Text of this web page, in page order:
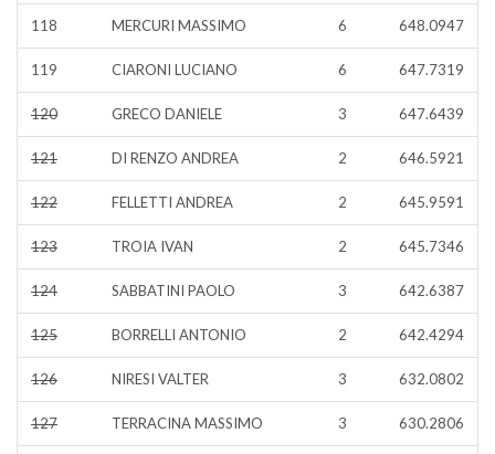
118 MERCURI MASSIMO 6 648.0947
119 CIARONI LUCIANO 6 647.7319
120 GRECO DANIELE 3 647.6439
121 DI RENZO ANDREA 2 646.5921
122 FELLETTI ANDREA 2 645.9591
123 TROIA IVAN 2 645.7346
124 SABBATINI PAOLO 3 642.6387
125 BORRELLI ANTONIO 2 642.4294
126 NIRESI VALTER 3 632.0802
127 TERRACINA MASSIMO 3 630.2806